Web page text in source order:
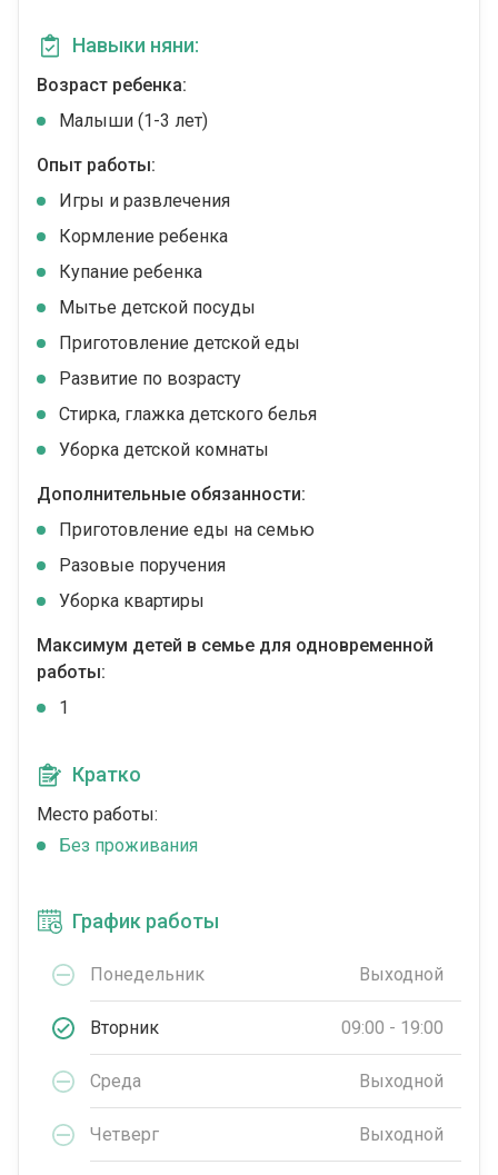
Навыки няни:
Возраст ребенка:
Малыши (1-3 лет)
Опыт работы:
Игры и развлечения
Кормление ребенка
Купание ребенка
Мытье детской посуды
Приготовление детской еды
Развитие по возрасту
Стирка, глажка детского белья
Уборка детской комнаты
Дополнительные обязанности:
Приготовление еды на семью
Разовые поручения
Уборка квартиры
Максимум детей в семье для одновременной
работы:
1
Кратко
Место работы:
Без проживания
График работы
Понедельник Выходной
Вторник 09:00 - 19:00
Среда Выходной
Четверг Выходной